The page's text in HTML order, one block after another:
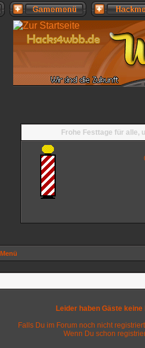
Frohe Festtage für alle,
Leider haben Gäste
Falls Du im Forum noch nicht
Wenn Du schon